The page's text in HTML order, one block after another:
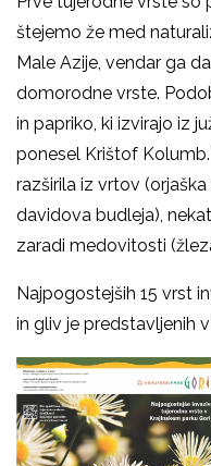
štejemo že med
Male Azije, vendar ga
domorodne vrste.
in papriko, ki izvirajo iz
ponesel Krištof
razširila iz vrtov
davidova budleja),
zaradi medovitosti
Najpogostejših 15 vrst
in gliv je predstavljenih